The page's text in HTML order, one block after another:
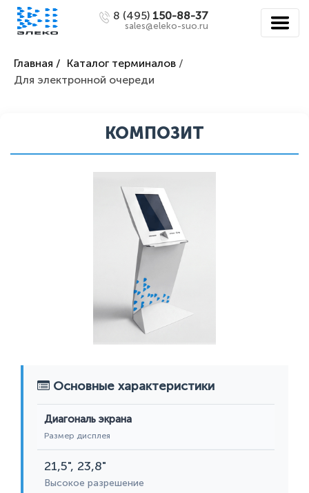
8 (495) 150-88-37
sales@eleko-suo.ru
Главная / Каталог терминалов /
Для электронной очереди
КОМПОЗИТ
Основные характеристики
Диагональ экрана
Размер дисплея
21,5", 23,8"
Высокое разрешение